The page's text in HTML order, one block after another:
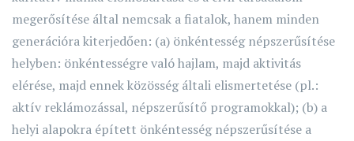
megerősítése által nemcsak a fiatalok, hanem minden
generációra kiterjedően: (a) önkéntesség népszerűsítése
helyben: önkéntességre való hajlam, majd aktivitás
elérése, majd ennek közösség általi elismertetése (pl.:
aktív reklámozással, népszerűsítő programokkal); (b) a
helyi alapokra épített önkéntesség népszerűsítése a